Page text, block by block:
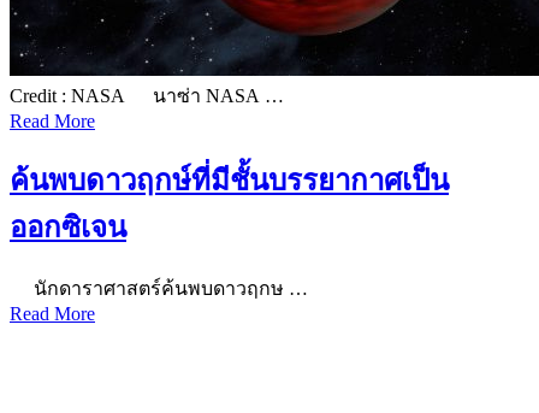
Credit : NASA นาซ่า NASA …
Read More
ค้นพบดาวฤกษ์ที่มีชั้นบรรยากาศเป็น
ออกซิเจน
นักดาราศาสตร์ค้นพบดาวฤกษ …
Read More